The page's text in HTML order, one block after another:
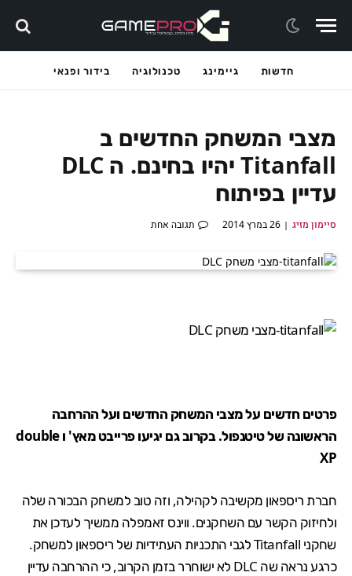
חדשות גיימינג טכנולוגיה בידור ופנאי
מצבי המשחק החדשים ב
Titanfall יהיו בחינם. ה DLC
עדיין בפיתוח
סיימון מזיג 26 במרץ 2014 תגובה אחת
פרטים חדשים על מצבי המשחק החדשים ועל ההרחבה
הראשונה של טיטנפול. בקרוב גם יגיעו פרייבט מאץ' ו double
XP
חברת ריספאון מקשיבה לקהילה, וזה טוב למשחק הבכורה שלה
ולחיזוק הקשר עם השחקנים. ווינס זאמפלה ממשיך לעדכן את
שחקני Titanfall לגבי התכניות העתידיות של ריספאון למשחק.
כרגע נראה שה DLC לא ישוחרר בזמן הקרוב, כי ההרחבה עדיין